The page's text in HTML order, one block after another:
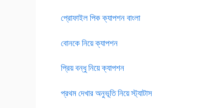
প্রোফাইল পিক ক্যাপশন বাংলা
বোনকে নিয়ে ক্যাপশন
প্রিয় বন্ধু নিয়ে ক্যাপশন
প্রথম দেখার অনুভূতি নিয়ে স্ট্যাটাস